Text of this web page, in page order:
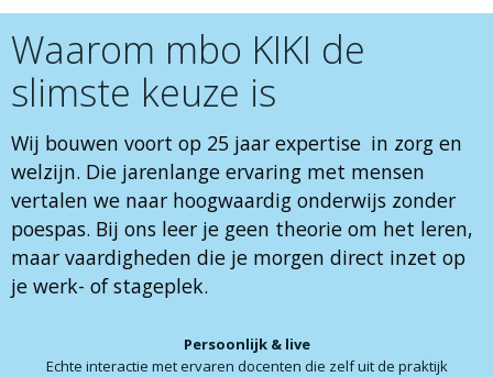
Waarom mbo KIKI de
slimste keuze is
Wij bouwen voort op 25 jaar expertise in zorg en
welzijn. Die jarenlange ervaring met mensen
vertalen we naar hoogwaardig onderwijs zonder
poespas. Bij ons leer je geen theorie om het leren,
maar vaardigheden die je morgen direct inzet op
je werk- of stageplek.
Persoonlijk & live
Echte interactie met ervaren docenten die zelf uit de praktijk